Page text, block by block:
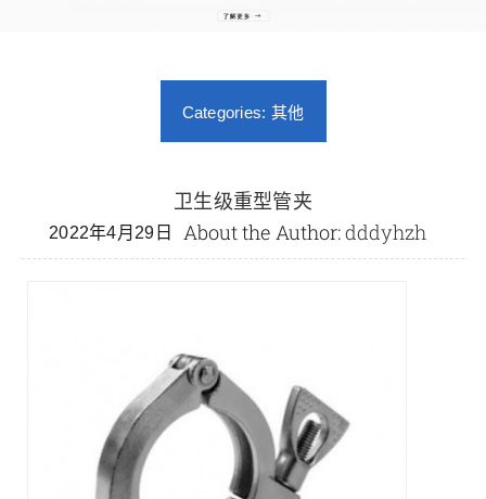
联系我们
Categories: 其他
卫生级重型管夹
2022年4月29日 About the Author:dddyhzh